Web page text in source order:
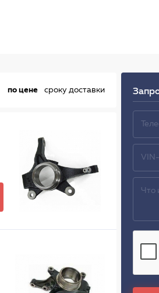
по цене сроку доставки